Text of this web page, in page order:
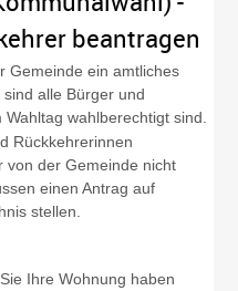
beantragen
Gemeinde ein amtliches
alle Bürger und
wahlberechtigt sind.
Rückkehrerinnen
von der Gemeinde nicht
einen Antrag auf
stellen.
Ihre Wohnung haben